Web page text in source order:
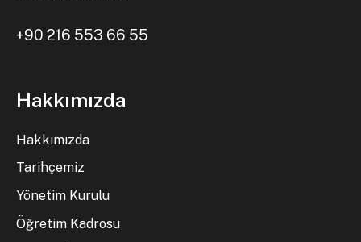
+90 216 553 66 55
Hakkımızda
Hakkımızda
Tarihçemiz
Yönetim Kurulu
Öğretim Kadrosu